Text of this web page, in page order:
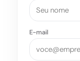
E-mail